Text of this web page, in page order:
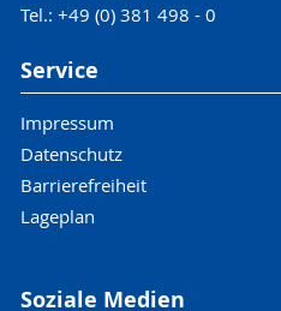
Tel.: +49 (0) 381 498 - 0
Service
Impressum
Datenschutz
Barrierefreiheit
Lageplan
Soziale Medien